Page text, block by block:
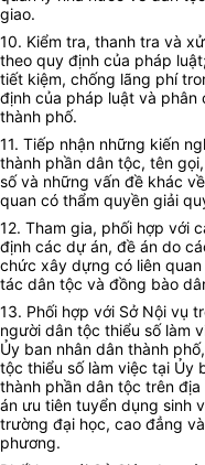
giao.
10. Kiểm tra, thanh tra và
theo quy định của pháp
tiết kiệm, chống lãng phí
định của pháp luật và phân
thành phố.
11. Tiếp nhận những kiến
thành phần dân tộc, tên
số và những vấn đề khác
quan có thẩm quyền giải
12. Tham gia, phối hợp với
định các dự án, đề án do
chức xây dựng có liên
tác dân tộc và đồng bào
13. Phối hợp với Sở Nội vụ
người dân tộc thiểu số làm
Ủy ban nhân dân thành
tộc thiểu số làm việc tại Ủy
thành phần dân tộc trên
án ưu tiên tuyển dụng sinh
trường đại học, cao đẳng
phương.